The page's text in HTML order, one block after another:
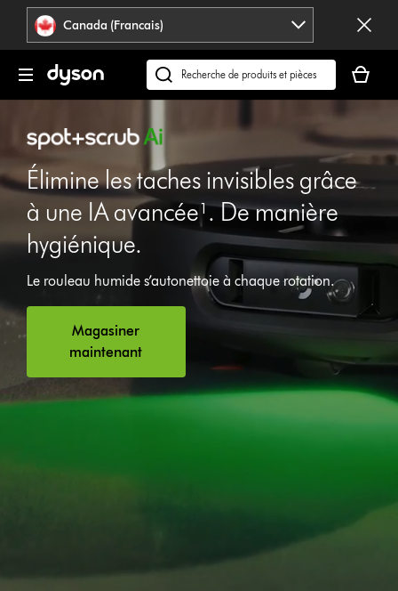
Veuillez
ou
appuyer
sauter
navigation.
Déclaration
relative
à
l’accessibilité
Canada (Francais)
Recherchez
des
ou
trouvez
du
support
sur
web
panier
est
Ouvrir
transcription
de
Élimine les taches invisibles grâce
à une IA avancée¹. De manière
hygiénique.
Le rouleau humide s’autonettoie à chaque rotation.
Magasiner
maintenant